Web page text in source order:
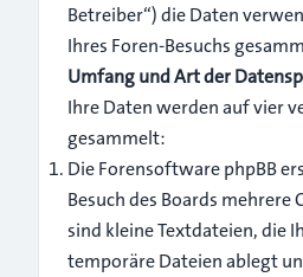
Betreiber“) die Daten
Ihres Foren-Besuchs
Umfang und Art der
Ihre Daten werden auf vier
gesammelt:
Die Forensoftware phpBB
Besuch des Boards mehrere
sind kleine Textdateien, die
temporäre Dateien ablegt